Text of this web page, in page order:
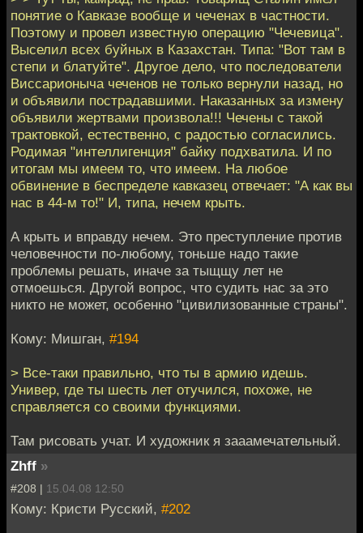
понятие о Кавказе вообще и чеченах в частности.
Поэтому и провел известную операцию "Чечевица".
Выселил всех буйных в Казахстан. Типа: "Вот там в
степи и блатуйте". Другое дело, что последователи
Виссарионыча чеченов не только вернули назад, но
и объявили пострадавшими. Наказанных за измену
объявили жертвами произвола!!! Чечены с такой
трактовкой, естественно, с радостью согласились.
Родимая "интеллигенция" байку подхватила. И по
итогам мы имеем то, что имеем. На любое
обвинение в беспределе кавказец отвечает: "А как вы
нас в 44-м то!" И, типа, нечем крыть.
А крыть и вправду нечем. Это преступление против
человечности по-любому, тоньше надо такие
проблемы решать, иначе за тыщщу лет не
отмоешься. Другой вопрос, что судить нас за это
никто не может, особенно "цивилизованные страны".
Кому: Мишган, #194
> Все-таки правильно, что ты в армию идешь.
Универ, где ты шесть лет отучился, похоже, не
справляется со своими функциями.
Там рисовать учат. И художник я зааамечательный.
Zhff »
#208 | 15.04.08 12:50
Кому: Кристи Русский, #202